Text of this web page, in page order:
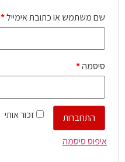
שם משתמש או כתובת אימייל*
סיסמה*
זכור אותי
התחברות
איפוס סיסמה